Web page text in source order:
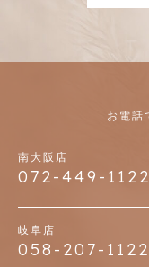
お電話
南大阪店
072-449-1122
岐阜店
058-207-1122